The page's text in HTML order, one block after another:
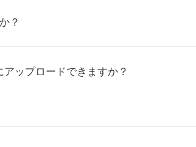
？
ップロードできますか？